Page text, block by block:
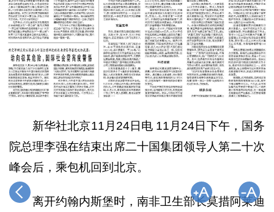
新华社北京11月24日电 11月24日下午，国务
院总理李强在结束出席二十国集团领导人第二十次
峰会后，乘包机回到北京。
离开约翰内斯堡时，南非卫生部长莫措阿莱迪